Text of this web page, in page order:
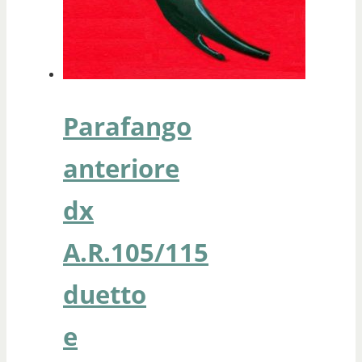
Parafango
anteriore
dx
A.R.105/115
duetto
e